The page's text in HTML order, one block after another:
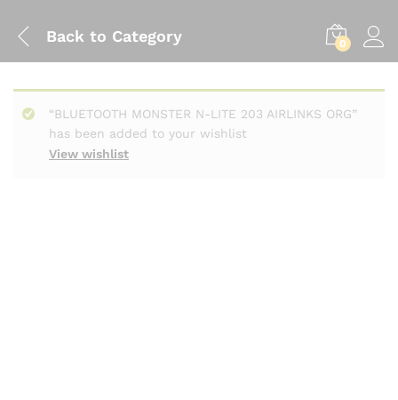
Back to Category 0
View wishlist
“BLUETOOTH MONSTER N-LITE 203 AIRLINKS ORG”
has been added to your wishlist